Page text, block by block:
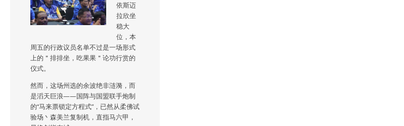
依斯迈
拉欣坐
稳大
位，本
周五的行政议员名单不过是一场形式
上的＂排排坐，吃果果＂论功行赏的
仪式。
然而，这场州选的余波绝非涟漪，而
是滔天巨浪——国阵与国盟联手炮制
的“马来票锁定方程式”，已然从柔佛试
验场丶森美兰复制机，直指马六甲，